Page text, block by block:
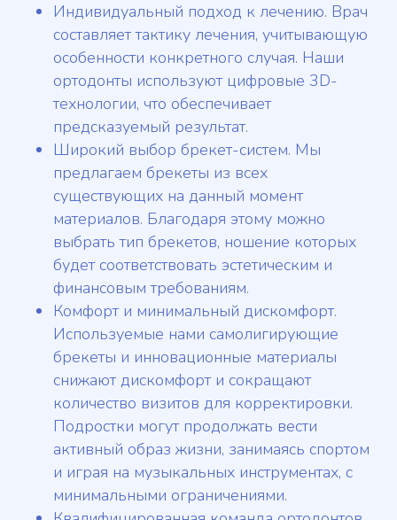
Индивидуальный подход к лечению. Врач
составляет тактику лечения, учитывающую
особенности конкретного случая. Наши
ортодонты используют цифровые 3D-
технологии, что обеспечивает
предсказуемый результат.
Широкий выбор брекет-систем. Мы
предлагаем брекеты из всех
существующих на данный момент
материалов. Благодаря этому можно
выбрать тип брекетов, ношение которых
будет соответствовать эстетическим и
финансовым требованиям.
Комфорт и минимальный дискомфорт.
Используемые нами самолигирующие
брекеты и инновационные материалы
снижают дискомфорт и сокращают
количество визитов для корректировки.
Подростки могут продолжать вести
активный образ жизни, занимаясь спортом
и играя на музыкальных инструментах, с
минимальными ограничениями.